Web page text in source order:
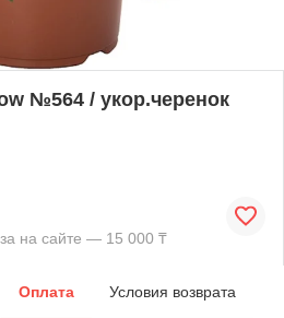
№564 / укор.черенок
на сайте — 15 000 ₸
Оплата Условия возврата